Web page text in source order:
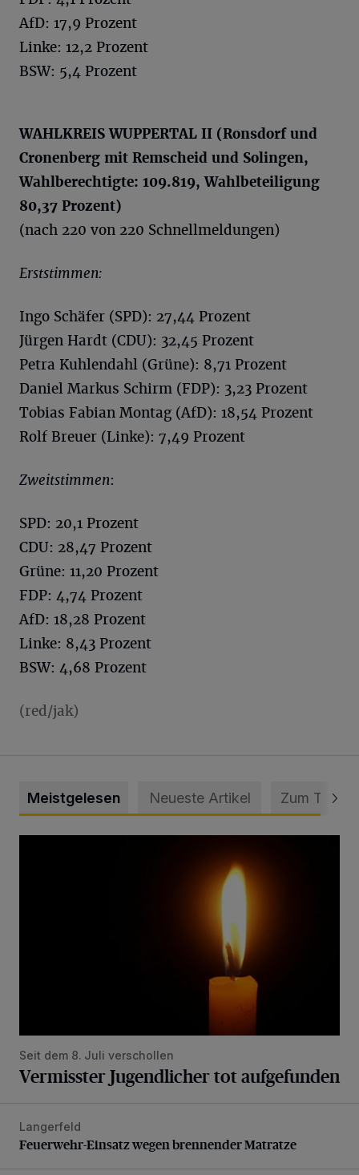
AfD: 17,9 Prozent
Linke: 12,2 Prozent
BSW: 5,4 Prozent
WAHLKREIS WUPPERTAL II (Ronsdorfund
Cronenberg mit Remscheid und Solingen,
Wahlberechtigte: 109.819, Wahlbeteiligung
80,37 Prozent)
(nach 220 von 220 Schnellmeldungen)
Erststimmen:
Ingo Schäfer (SPD): 27,44 Prozent
Jürgen Hardt (CDU): 32,45 Prozent
Petra Kuhlendahl (Grüne): 8,71 Prozent
Daniel Markus Schirm (FDP): 3,23 Prozent
Tobias Fabian Montag (AfD): 18,54 Prozent
Rolf Breuer (Linke): 7,49 Prozent
Zweitstimmen:
SPD: 20,1 Prozent
CDU: 28,47 Prozent
Grüne: 11,20 Prozent
FDP: 4,74 Prozent
AfD: 18,28 Prozent
Linke: 8,43 Prozent
BSW: 4,68 Prozent
(red/jak)
Meistgelesen Neueste Artikel Zum Thema
Seit dem 8. Juli verschollen
Vermisster Jugendlicher tot aufgefunden
Feuerwehr-Einsatz wegen brennender Matratze
Langerfeld
Feuerwehr-Einsatz wegen brennender Matratze